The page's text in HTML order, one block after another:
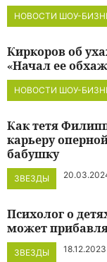
НОВОСТИ ШОУ-
НОВОСТИ ШОУ-
Киркоров об
«Начал ее
ЗВЕЗДЫ
Как тетя
карьеру
бабушку
ЗВЕЗДЫ
Психолог о
может